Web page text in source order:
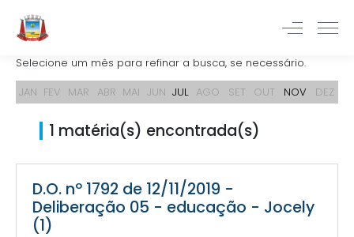
Selecione um mês para refinar a busca, se necessário.
JAN FEV MAR ABR MAI JUN JUL AGO SET OUT NOV DEZ
1 matéria(s) encontrada(s)
D.O. nº 1792 de 12/11/2019 -
Deliberação 05 - educação - Jocely
(1)